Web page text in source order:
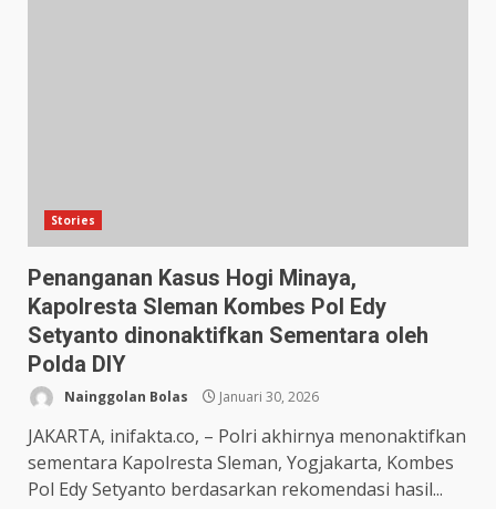
Stories
Penanganan Kasus Hogi Minaya,
Kapolresta Sleman Kombes Pol Edy
Setyanto dinonaktifkan Sementara oleh
Polda DIY
Nainggolan Bolas Januari 30, 2026
JAKARTA, inifakta.co, – Polri akhirnya menonaktifkan
sementara Kapolresta Sleman, Yogjakarta, Kombes
Pol Edy Setyanto berdasarkan rekomendasi hasil...